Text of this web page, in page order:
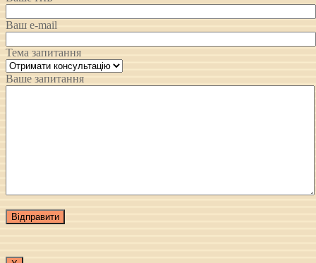
Ваш e-mail
Тема запитання
Ваше запитання